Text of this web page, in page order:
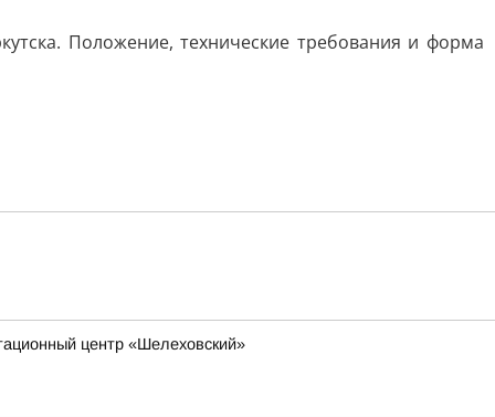
Положение, технические требования и форма
центр «Шелеховский»